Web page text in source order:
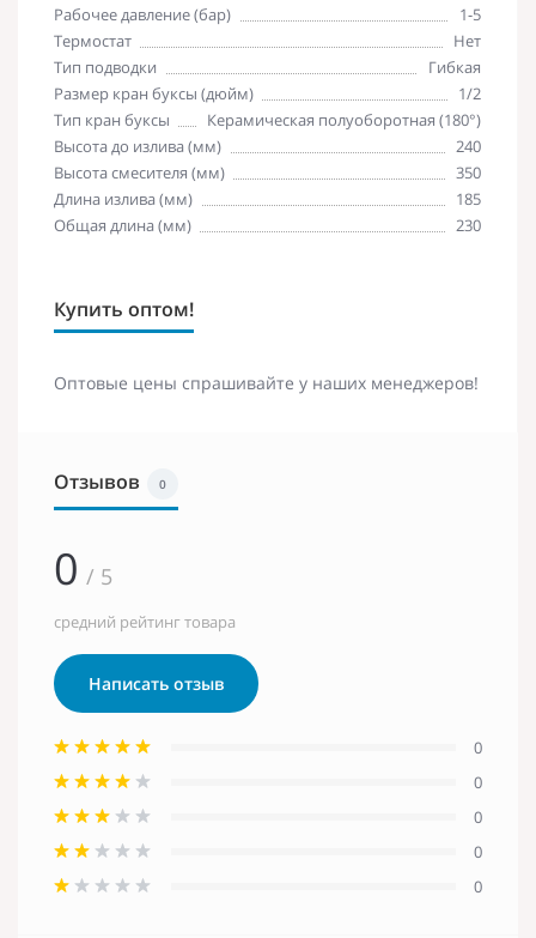
Рабочее давление (бар)
1-5
Термостат
Нет
Тип подводки
Гибкая
Размер кран буксы (дюйм)
1/2
Тип кран буксы
Керамическая полуоборотная (180°)
Высота до излива (мм)
240
Высота смесителя (мм)
350
Длина излива (мм)
185
Общая длина (мм)
230
Купить оптом!
Оптовые цены спрашивайте у наших менеджеров!
Отзывов 0
0 / 5
средний рейтинг товара
Написать отзыв
0
0
0
0
0